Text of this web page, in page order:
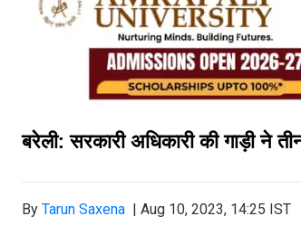
बरेली: सरकारी अधिकारी की गाड़ी ने
By Tarun Saxena | Aug 10, 2023, 14:25 IST